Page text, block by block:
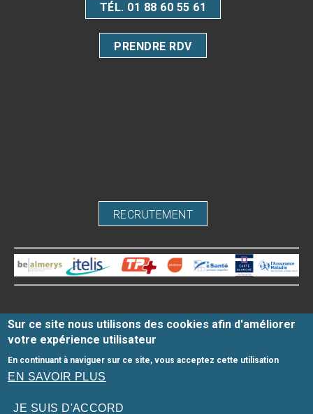
TÉL. 01 88 60 55 61
PRENDRE RDV
RECRUTEMENT
Mentions légales
Honoraires- Infos Conseil de l'Ordre
dentaire créé parwww.denti.site
Sur ce site nous utilisons des cookies afin d'améliorer
votre expérience utilisateur
En continuant à naviguer sur ce site, vous acceptez cette utilisation
EN SAVOIR PLUS
JE SUIS D'ACCORD